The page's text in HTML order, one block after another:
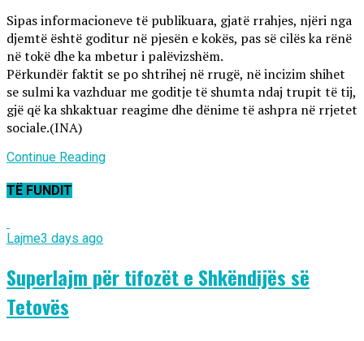
Sipas informacioneve të publikuara, gjatë rrahjes, njëri nga
djemtë është goditur në pjesën e kokës, pas së cilës ka rënë
në tokë dhe ka mbetur i palëvizshëm.
Përkundër faktit se po shtrihej në rrugë, në incizim shihet
se sulmi ka vazhduar me goditje të shumta ndaj trupit të tij,
gjë që ka shkaktuar reagime dhe dënime të ashpra në rrjetet
sociale.(INA)
Continue Reading
TË FUNDIT
Lajme3 days ago
Superlajm për tifozët e Shkëndijës së
Tetovës